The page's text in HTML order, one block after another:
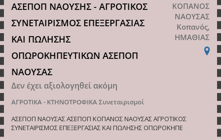
ΑΣΕΠΟΠ ΝΑΟΥΣΗΣ - ΑΓΡΟΤΙΚΟΣ
ΣΥΝΕΤΑΙΡΙΣΜΟΣ ΕΠΕΞΕΡΓΑΣΙΑΣ
ΚΑΙ ΠΩΛΗΣΗΣ
ΟΠΩΡΟΚΗΠΕΥΤΙΚΩΝ ΑΣΕΠΟΠ
ΝΑΟΥΣΑΣ
Δεν έχει αξιολογηθεί ακόμη
ΑΓΡΟΤΙΚΑ - ΚΤΗΝΟΤΡΟΦΙΚΑΣυνεταιρισμοί
ΚΟΠΑΝΟΣ
ΝΑΟΥΣΑΣ
Κοπανός,
ΗΜΑΘΙΑΣ
ΑΣΕΠΟΠ ΝΑΟΥΣΑΣ ΑΣΕΠΟΠ ΚΟΠΑΝΟΣ ΝΑΟΥΣΑΣ ΑΓΡΟΤΙΚΟΣ
ΣΥΝΕΤΑΙΡΙΣΜΟΣ ΕΠΕΞΕΡΓΑΣΙΑΣ ΚΑΙ ΠΩΛΗΣΗΣ ΟΠΩΡΟΚΗΠΕ